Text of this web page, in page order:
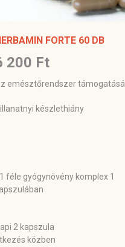
FORTE 60 DB
200 Ft
emésztőrendszer
készlethiány
féle gyógynövény komplex 1
2 kapszula
közben